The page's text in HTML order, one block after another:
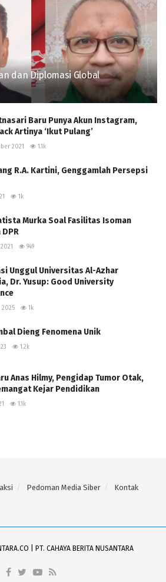
dan Diplomasi Global
Baru Punya Akun Instagram,
Artinya ‘Ikut Pulang’
2021 1.1k
R.A. Kartini, Genggamlah Persepsi
1k
Murka Soal Fasilitas Isoman
949
Unggul Universitas Al-Azhar
Dr. Yusup: Good University
2025 1k
Dieng Fenomena Unik
1.2k
Anas Hilmy, Pengidap Tumor Otak,
Kejar Pendidikan
1.1k
Pedoman Media Siber Kontak
| PT. CAHAYA BERITA NUSANTARA